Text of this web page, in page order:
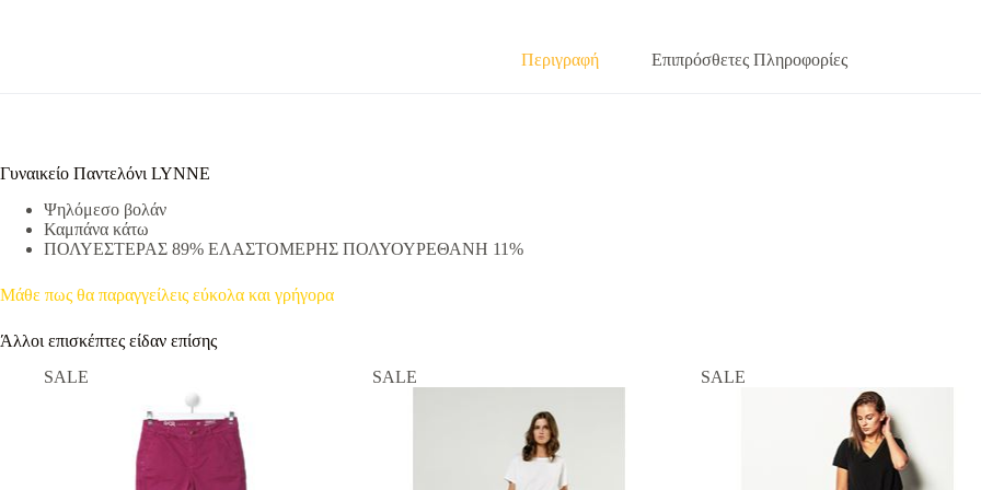
Περιγραφή Επιπρόσθετες Πληροφορίες
Γυναικείο Παντελόνι LYNNE
Ψηλόμεσο βολάν
Καμπάνα κάτω
ΠΟΛΥΕΣΤΕΡΑΣ 89% ΕΛΑΣΤΟΜΕΡΗΣ ΠΟΛΥΟΥΡΕΘΑΝΗ 11%
Μάθε πως θα παραγγείλεις εύκολα και γρήγορα
Άλλοι επισκέπτες είδαν επίσης
SALE
SALE SALE